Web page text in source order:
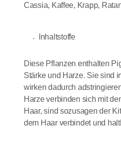
Cassia, Kaffee, Krapp,
Inhaltstoffe
Diese Pflanzen enthalten
Stärke und Harze. Sie sind
wirken dadurch
Harze verbinden sich mit
Haar, sind sozusagen der
dem Haar verbindet und